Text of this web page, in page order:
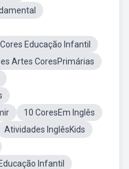
Educação Infantil
Artes CoresPrimárias
10 CoresEm Inglês
Atividades InglêsKids
Infantil